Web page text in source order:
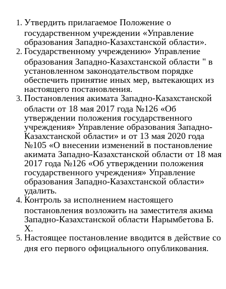
Утвердить прилагаемое Положение о
государственном учреждении «Управление
образования Западно-Казахстанской области».
Государственному учреждению» Управление
образования Западно-Казахстанской области " в
установленном законодательством порядке
обеспечить принятие иных мер, вытекающих из
настоящего постановления.
Постановления акимата Западно-Казахстанской
области от 18 мая 2017 года №126 «Об
утверждении положения государственного
учреждения» Управление образования Западно-
Казахстанской области» и от 13 мая 2020 года
№105 «О внесении изменений в постановление
акимата Западно-Казахстанской области от 18 мая
2017 года №126 «Об утверждении положения
государственного учреждения» Управление
образования Западно-Казахстанской области»
удалить.
Контроль за исполнением настоящего
постановления возложить на заместителя акима
Западно-Казахстанской области Нарымбетова Б.
Х.
Настоящее постановление вводится в действие со
дня его первого официального опубликования.